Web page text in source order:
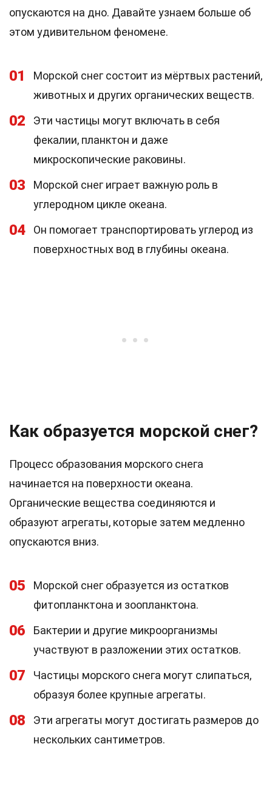
опускаются на дно. Давайте узнаем больше об
этом удивительном феномене.
01
Морской снег состоит из мёртвых растений,
животных и других органических веществ.
02
Эти частицы могут включать в себя
фекалии, планктон и даже
микроскопические раковины.
03
Морской снег играет важную роль в
углеродном цикле океана.
04
Он помогает транспортировать углерод из
поверхностных вод в глубины океана.
Как образуется морской снег?
Процесс образования морского снега
начинается на поверхности океана.
Органические вещества соединяются и
образуют агрегаты, которые затем медленно
опускаются вниз.
05
Морской снег образуется из остатков
фитопланктона и зоопланктона.
06
Бактерии и другие микроорганизмы
участвуют в разложении этих остатков.
07
Частицы морского снега могут слипаться,
образуя более крупные агрегаты.
08
Эти агрегаты могут достигать размеров до
нескольких сантиметров.